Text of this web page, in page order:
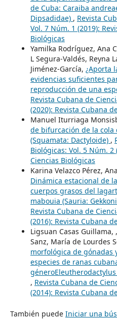
de Cuba: Caraiba
Dipsadidae) , Revista
Vol. 7 Núm. 1 (2019):
Biológicas
Yamilka Rodríguez, Ana
L Segura-Valdés, Reyna
Jiménez-García, ¿Aporta
evidencias suficientes
reproducción de una
Revista Cubana de
(2020): Revista Cubana
Manuel Iturriaga
de bifurcación de la cola
(Squamata: Dactyloide) ,
Biológicas: Vol. 5 Núm. 2
Ciencias Biológicas
Karina Velazco Pérez,
Dinámica estacional de
cuerpos grasos del
mabouia (Sauria:
Revista Cubana de
(2016): Revista Cubana
Ligsuan Casas Guillama,
Sanz, María de Lourdes
morfológica de gónadas
especies de ranas
, Revista Cubana de
(2014): Revista Cubana
También puede Iniciar una